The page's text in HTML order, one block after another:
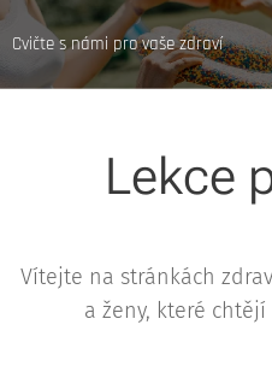
Cvičte s námi pro vaše zdraví
Lekce
Vítejte na stránkách
a ženy, které